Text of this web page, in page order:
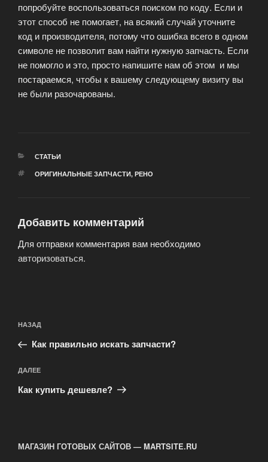
попробуйте воспользоваться поиском по коду. Если и
этот способ не помогает, на всякий случай уточните
код и производителя, потому что ошибка всего в одном
символе не позволит вам найти нужную запчасть. Если
не помогло и это, просто напишите нам об этом и мы
постараемся, чтобы к вашему следующему визиту вы
не были разочарованы.
РУБРИКИ
СТАТЬИ
МЕТКИ
ОРИГИНАЛЬНЫЕ ЗАПЧАСТИ, РЕНО
Добавить комментарий
Для отправки комментария вам необходимо
авторизоваться.
по
записям
Предыдущая
запись:
НАЗАД
Как правильно искать запчасти?
Следующая
запись
ДАЛЕЕ
Как купить дешевле?
МАГАЗИН ГОТОВЫХ САЙТОВ — MARTSITE.RU